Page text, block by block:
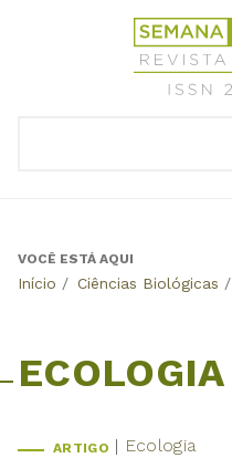
Revista
Científica
Semana
Back
VOCÊ ESTÁ AQUI
Início / Ciências Biológicas /
ECOLOGIA
ARTIGO Ecologia